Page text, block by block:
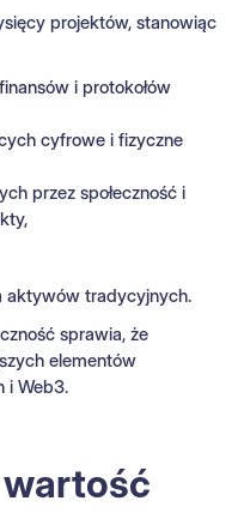
projektów, stanowiąc
i protokołów
cyfrowe i fizyczne
przez społeczność i
aktywów tradycyjnych.
sprawia, że
elementów
i Web3.
wartość